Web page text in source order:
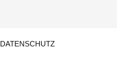
DATENSCHUTZ